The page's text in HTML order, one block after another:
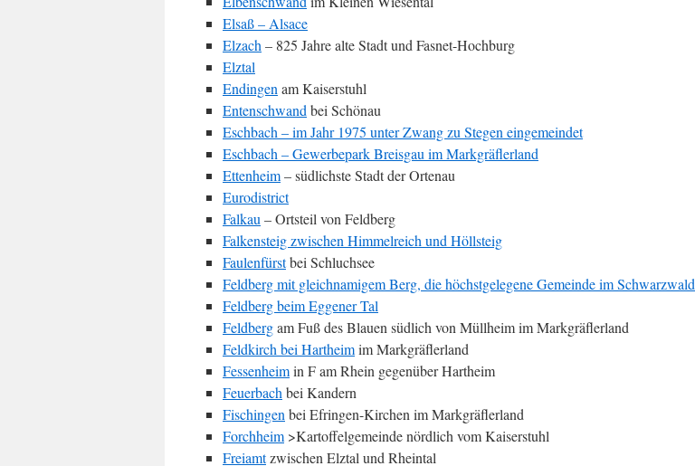
Elsaß – Alsace
Elzach – 825 Jahre alte Stadt und Fasnet-Hochburg
Elztal
Endingen am Kaiserstuhl
Entenschwand bei Schönau
Eschbach – im Jahr 1975 unter Zwang zu Stegen eingemeindet
Eschbach – Gewerbepark Breisgau im Markgräflerland
Ettenheim– südlichste Stadt der Ortenau
Eurodistrict
Falkau – Ortsteil von Feldberg
Falkensteig zwischen Himmelreich und Höllsteig
Faulenfürstbei Schluchsee
Feldberg mit gleichnamigem Berg, die höchstgelegene Gemeinde im Schwarzwald
Feldberg beim Eggener Tal
Feldbergam Fuß des Blauen südlich von Müllheim im Markgräflerland
Feldkirch bei Hartheimim Markgräflerland
Fessenheimin F am Rhein gegenüber Hartheim
Feuerbach bei Kandern
Fischingen bei Efringen-Kirchen im Markgräflerland
Forchheim >Kartoffelgemeinde nördlich vom Kaiserstuhl
Freiamtzwischen Elztal und Rheintal